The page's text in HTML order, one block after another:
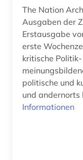
kaukasus (1)
kirgisistan (1)
kitzingen (1)
klagenfurt (1)
The Nation
Ausgaben der
Erstausgabe
erste
kritische
politische und
und
Informationen